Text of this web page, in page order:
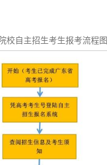
校自主招生考生报考流程图